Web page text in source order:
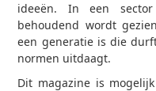
ideeën. In een
behoudend wordt
een generatie is die
normen uitdaagt.
Dit magazine is